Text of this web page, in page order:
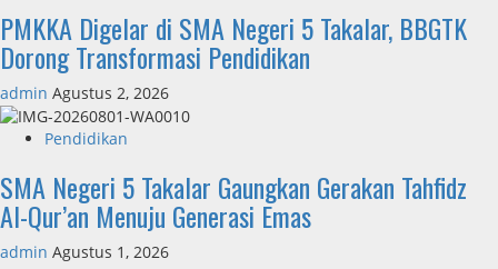
PMKKA Digelar di SMA Negeri 5 Takalar, BBGTK
Dorong Transformasi Pendidikan
admin Agustus 2, 2026
Pendidikan
SMA Negeri 5 Takalar Gaungkan Gerakan Tahfidz
Al-Qur’an Menuju Generasi Emas
admin Agustus 1, 2026